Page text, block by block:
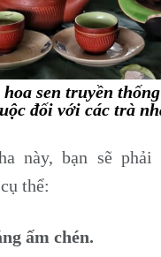
sen truyền
đối với các trà
này, bạn sẽ phải
thể:
ấm chén.